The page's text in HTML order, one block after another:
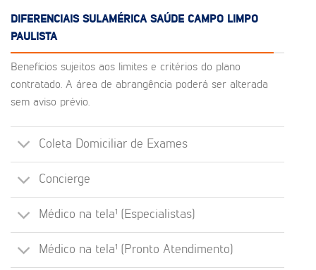
DIFERENCIAIS SULAMÉRICA SAÚDE CAMPO LIMPO
PAULISTA
Benefícios sujeitos aos limites e critérios do plano
contratado. A área de abrangência poderá ser alterada
sem aviso prévio.
Coleta Domiciliar de Exames
Concierge
Médico na tela¹ (Especialistas)
Médico na tela¹ (Pronto Atendimento)